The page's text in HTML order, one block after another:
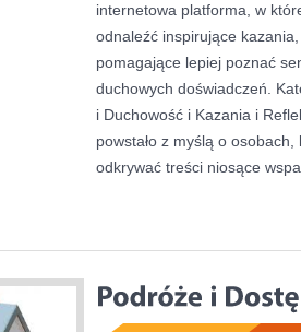
internetowa platforma, w
odnaleźć inspirujące
pomagające lepiej poznać
duchowych doświadczeń.
i Duchowość i Kazania i
powstało z myślą o
odkrywać treści niosące